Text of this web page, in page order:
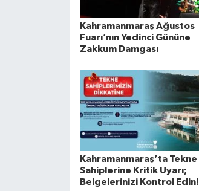
Kahramanmaraş Ağustos
Fuarı’nın Yedinci Gününe
Zakkum Damgası
Kahramanmaraş’ta Tekne
Sahiplerine Kritik Uyarı;
Belgelerinizi Kontrol Edin!